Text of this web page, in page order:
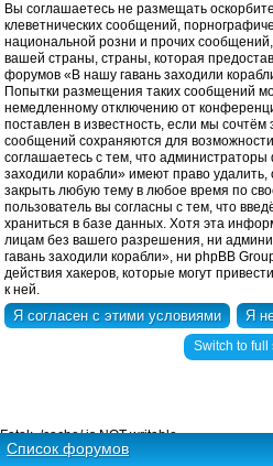
Вы соглашаетесь не размещать
клеветнических сообщений,
национальной розни и прочих
вашей страны, страны, которая
форумов «В нашу гавань заходили
Попытки размещения таких сообщений
немедленному отключению от
поставлен в известность, если мы
сообщений сохраняются для
соглашаетесь с тем, что
заходили корабли» имеют право удалить,
закрыть любую тему в любое время по
пользователь вы согласны с тем, что
храниться в базе данных. Хотя эта
лицам без вашего разрешения, ни
гавань заходили корабли», ни phpBB
действия хакеров, которые могут
к ней.
Switch to full
Список форумов
Fatal: ./cache/ is NOT writable.